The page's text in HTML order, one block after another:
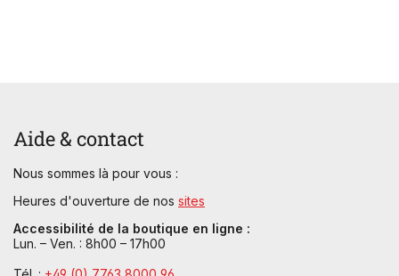
Aide & contact
Nous sommes là pour vous :
Heures d'ouverture de nos sites
Accessibilité de la boutique en ligne :
Lun. – Ven. : 8h00 – 17h00